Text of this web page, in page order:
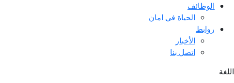
الوظائف
الحياة في امان
روابط
الأخبار
اتصل بنا
اللغة